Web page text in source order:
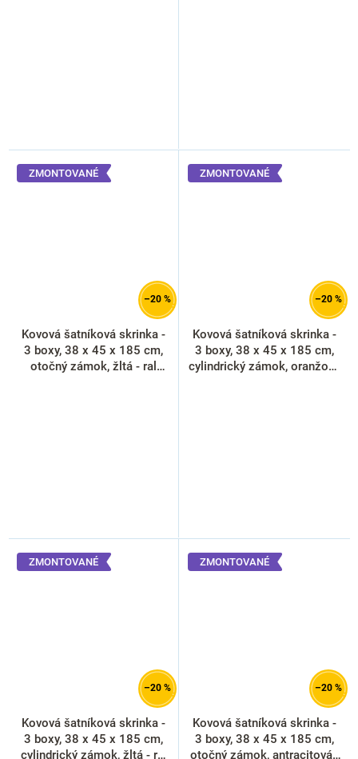
ZMONTOVANÉ
–20 %
Kovová šatníková skrinka -
3 boxy, 38 x 45 x 185 cm,
otočný zámok, žltá - ral
ZMONTOVANÉ
–20 %
Kovová šatníková skrinka -
3 boxy, 38 x 45 x 185 cm,
cylindrický zámok, oranžová
ZMONTOVANÉ
–20 %
Kovová šatníková skrinka -
3 boxy, 38 x 45 x 185 cm,
cylindrický zámok, žltá - ral
ZMONTOVANÉ
–20 %
Kovová šatníková skrinka -
3 boxy, 38 x 45 x 185 cm,
otočný zámok, antracitová -